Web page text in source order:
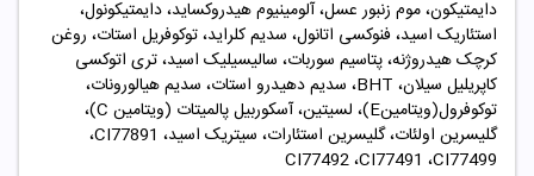
دایمتیکون، ‎موم زنبور عسل، ‎آلومینیوم هیدروکساید، ‎دایمتیکونول،
‎استئاریک اسید، ‎فنوکسی اتانول، ‎سدیم کلراید، ‎توکوفریل استات، ‎روغن
کرچک هیدروژنه، ‎پتاسیم سوربات، ‎‎‎سالیسیلیک اسید، ‎تری اتوکسی
کاپریلیل سیلان، ‎BHT، سدیم دهیدرو استات، ‎سدیم هیالورونات،
‎توکوفرول(ویتامینE‎)، لسیتین، ‎آسکوربیل پالمیتات (ویتامینC ‎)،
گلیسرین اولئات، ‎گلیسرین استئارات، ‎سیتریک اسید، ‎،CI77891
‎CI77492 ،CI77491 ،‎CI77499